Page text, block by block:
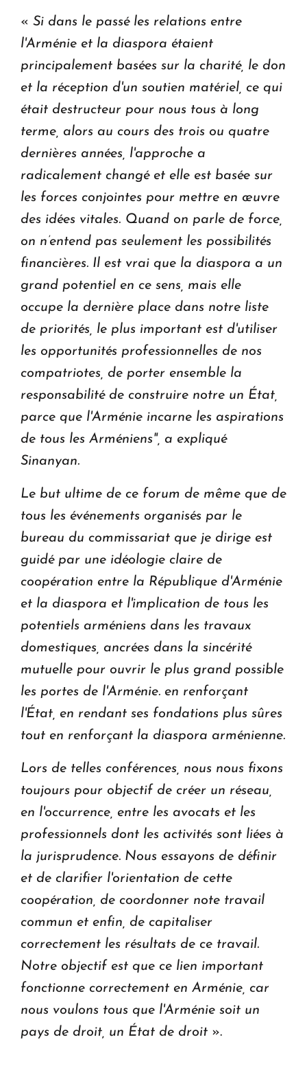
« Si dans le passé les relations entre
l'Arménie et la diaspora étaient
principalement basées sur la charité, le don
et la réception d'un soutien matériel, ce qui
était destructeur pour nous tous à long
terme, alors au cours des trois ou quatre
dernières années, l'approche a
radicalement changé et elle est basée sur
les forces conjointes pour mettre en œuvre
des idées vitales. Quand on parle de force,
on n’entend pas seulement les possibilités
financières. Il est vrai que la diaspora a un
grand potentiel en ce sens, mais elle
occupe la dernière place dans notre liste
de priorités, le plus important est d'utiliser
les opportunités professionnelles de nos
compatriotes, de porter ensemble la
responsabilité de construire notre un État,
parce que l'Arménie incarne les aspirations
de tous les Arméniens", a expliqué
Sinanyan.
Le but ultime de ce forum de même que de
tous les événements organisés par le
bureau du commissariat que je dirige est
guidé par une idéologie claire de
coopération entre la République d'Arménie
et la diaspora et l'implication de tous les
potentiels arméniens dans les travaux
domestiques, ancrées dans la sincérité
mutuelle pour ouvrir le plus grand possible
les portes de l'Arménie. en renforçant
l'État, en rendant ses fondations plus sûres
tout en renforçant la diaspora arménienne.
Lors de telles conférences, nous nous fixons
toujours pour objectif de créer un réseau,
en l'occurrence, entre les avocats et les
professionnels dont les activités sont liées à
la jurisprudence. Nous essayons de définir
et de clarifier l'orientation de cette
coopération, de coordonner note travail
commun et enfin, de capitaliser
correctement les résultats de ce travail.
Notre objectif est que ce lien important
fonctionne correctement en Arménie, car
nous voulons tous que l'Arménie soit un
pays de droit, un État de droit ».